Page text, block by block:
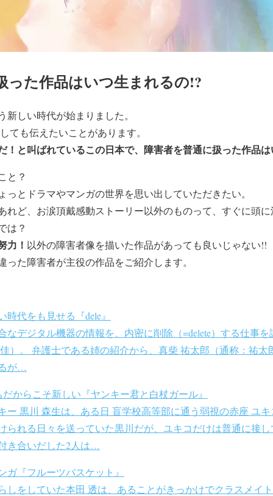
った作品はいつ生まれるの!?
しい時代が始まりました。
ても伝えたいことがあります。
！と叫ばれているこの日本で、障害者を普通に扱った作品
と？
っとドラマやマンガの世界を思い出していただきたい。
れど、お涙頂戴感動ストーリー以外のものって、すぐに頭
は？
力！ 以外の障害者像を描いた作品があっても良いじゃない!!
った障害者が主役の作品をご紹介します。
代をも見せる『dele』
なデジタル機器の情報を、内密に削除（=delete）する仕事
）。 弁護士である姉の紹介から、真柴 祐太郎（通称：祐太
が…
からこそ新しい『ヤンキー君と白杖ガール』
ー 黒川 森生は、ある日 盲学校高等部に通う弱視の赤座 ユ
られる日々を送っていた黒川だが、ユキコだけは普通に接
き合いだした2人は…
ガ『フルーツバスケット』
しをしていた本田 透は、あることがきっかけでクラスメイ